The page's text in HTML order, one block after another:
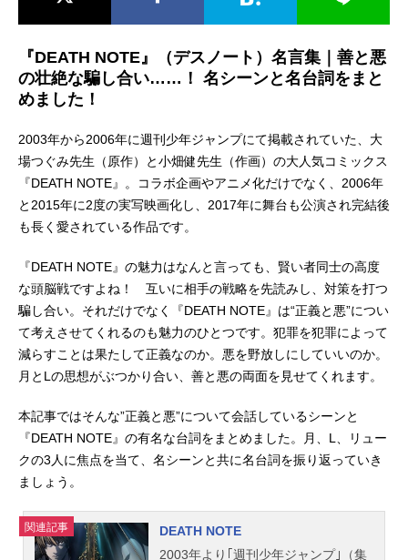
『DEATH NOTE』（デスノート）名言集｜善と悪
の壮絶な騙し合い……！ 名シーンと名台詞をまと
めました！
2003年から2006年に週刊少年ジャンプにて掲載されていた、大
場つぐみ先生（原作）と小畑健先生（作画）の大人気コミックス
『DEATH NOTE』。コラボ企画やアニメ化だけでなく、2006年
と2015年に2度の実写映画化し、2017年に舞台も公演され完結後
も長く愛されている作品です。
『DEATH NOTE』の魅力はなんと言っても、賢い者同士の高度
な頭脳戦ですよね！ 互いに相手の戦略を先読みし、対策を打つ
騙し合い。それだけでなく『DEATH NOTE』は“正義と悪”につい
て考えさせてくれるのも魅力のひとつです。犯罪を犯罪によって
減らすことは果たして正義なのか。悪を野放しにしていいのか。
月とLの思想がぶつかり合い、善と悪の両面を見せてくれます。
本記事ではそんな”正義と悪”について会話しているシーンと
『DEATH NOTE』の有名な台詞をまとめました。月、L、リュー
クの3人に焦点を当て、名シーンと共に名台詞を振り返っていき
ましょう。
関連記事
DEATH NOTE
2003年より｢週刊少年ジャンプ｣（集